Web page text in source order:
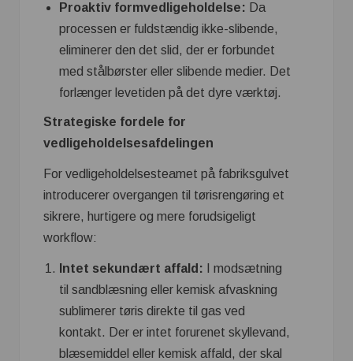
Proaktiv formvedligeholdelse: Da
processen er fuldstændig ikke-slibende,
eliminerer den det slid, der er forbundet
med stålbørster eller slibende medier. Det
forlænger levetiden på det dyre værktøj.
Strategiske fordele for
vedligeholdelsesafdelingen
For vedligeholdelsesteamet på fabriksgulvet
introducerer overgangen til tørisrengøring et
sikrere, hurtigere og mere forudsigeligt
workflow:
Intet sekundært affald: I modsætning
til sandblæsning eller kemisk afvaskning
sublimerer tøris direkte til gas ved
kontakt. Der er intet forurenet skyllevand,
blæsemiddel eller kemisk affald, der skal